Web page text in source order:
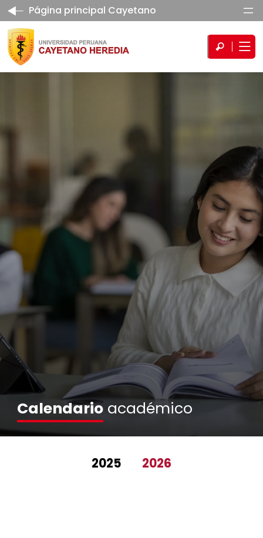
Página principal Cayetano
Calendario académico
2025 2026